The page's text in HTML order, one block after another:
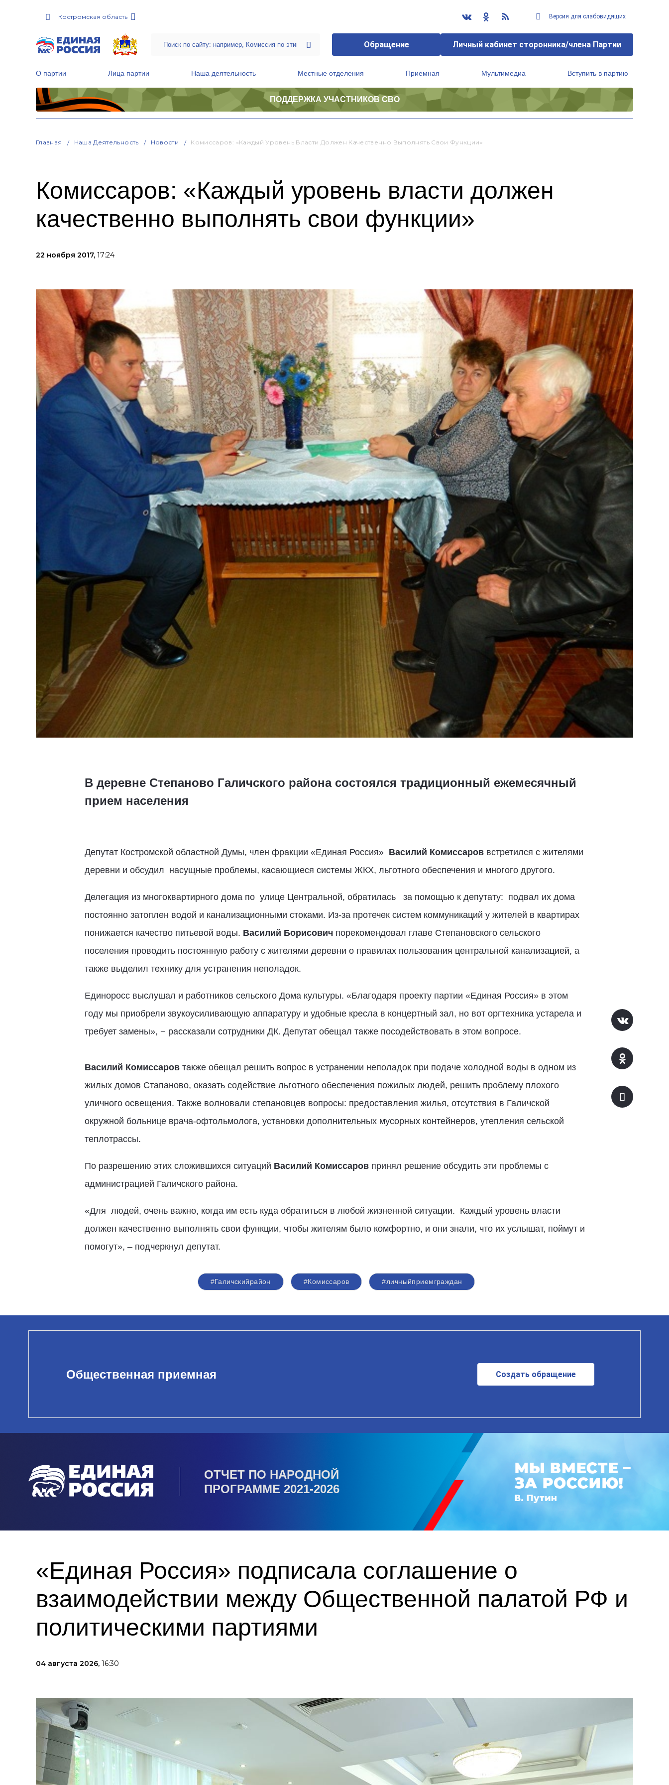
Костромская область Версия для слабовидящих
Обращение Личный кабинет сторонника/члена Партии
О партии Лица партии Наша деятельность Местные отделения Приемная Мультимедиа Вступить в партию
ПОДДЕРЖКА УЧАСТНИКОВ СВО
Главная Наша Деятельность Новости Комиссаров: «Каждый Уровень Власти Должен Качественно Выполнять Свои Функции»
Комиссаров: «Каждый уровень власти должен
качественно выполнять свои функции»
22 ноября 2017, 17:24
В деревне Степаново Галичского района состоялся традиционный ежемесячный
прием населения
Депутат Костромской областной Думы, член фракции «Единая Россия» Василий Комиссароввстретился с жителями
деревни и обсудил насущные проблемы, касающиеся системы ЖКХ, льготного обеспечения и многого другого.
Делегация из многоквартирного дома по улице Центральной, обратилась за помощью к депутату: подвал их дома
постоянно затоплен водой и канализационными стоками. Из-за протечек систем коммуникаций у жителей в квартирах
понижается качество питьевой воды. Василий Борисовичпорекомендовал главе Степановского сельского
поселения проводить постоянную работу с жителями деревни о правилах пользования центральной канализацией, а
также выделил технику для устранения неполадок.
Единоросс выслушал и работников сельского Дома культуры. «Благодаря проекту партии «Единая Россия» в этом
году мы приобрели звукоусиливающую аппаратуру и удобные кресла в концертный зал, но вот оргтехника устарела и
требует замены», − рассказали сотрудники ДК. Депутат обещал также посодействовать в этом вопросе.
Василий Комиссаровтакже обещал решить вопрос в устранении неполадок при подаче холодной воды в одном из
жилых домов Стапаново, оказать содействие льготного обеспечения пожилых людей, решить проблему плохого
уличного освещения. Также волновали степановцев вопросы: предоставления жилья, отсутствия в Галичской
окружной больнице врача-офтольмолога, установки дополнительных мусорных контейнеров, утепления сельской
теплотрассы.
По разрешению этих сложившихся ситуаций Василий Комиссаровпринял решение обсудить эти проблемы с
администрацией Галичского района.
«Для людей, очень важно, когда им есть куда обратиться в любой жизненной ситуации. Каждый уровень власти
должен качественно выполнять свои функции, чтобы жителям было комфортно, и они знали, что их услышат, поймут и
помогут», – подчеркнул депутат.
#Галичскийрайон #Комиссаров #личныйприемграждан
Общественная приемная Создать обращение
ОТЧЕТ ПО НАРОДНОЙ
ПРОГРАММЕ 2021-2026
«Единая Россия» подписала соглашение о
взаимодействии между Общественной палатой РФ и
политическими партиями
04 августа 2026, 16:30